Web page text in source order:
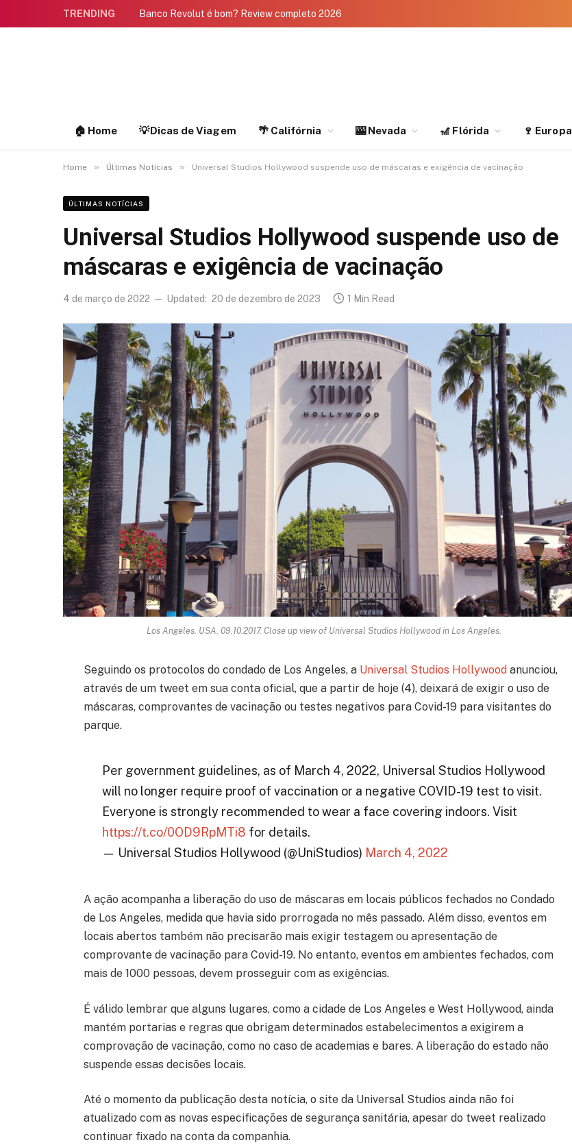
TRENDING Banco Revolut é bom? Review completo 2026
🏠 Home 💡Dicas de Viagem 🌴 Califórnia 🎰 Nevada 🎢 Flórida 🍷 Europa
Home » Últimas Notícias » Universal Studios Hollywood suspende uso de máscaras e exigência de vacinação
ÚLTIMAS NOTÍCIAS
Universal Studios Hollywood suspende uso de
máscaras e exigência de vacinação
4 de março de 2022 Updated: 20 de dezembro de 2023 1 Min Read
Los Angeles. USA. 09.10.2017. Close up view of Universal Studios Hollywood in Los Angeles.
Seguindo os protocolos do condado de Los Angeles, a Universal Studios Hollywood anunciou,
através de um tweet em sua conta oficial, que a partir de hoje (4), deixará de exigir o uso de
máscaras, comprovantes de vacinação ou testes negativos para Covid-19 para visitantes do
parque.
Per government guidelines, as of March 4, 2022, Universal Studios Hollywood
will no longer require proof of vaccination or a negative COVID-19 test to visit.
Everyone is strongly recommended to wear a face covering indoors. Visit
https://t.co/0OD9RpMTi8 for details.
— Universal Studios Hollywood (@UniStudios) March 4, 2022
A ação acompanha a liberação do uso de máscaras em locais públicos fechados no Condado
de Los Angeles, medida que havia sido prorrogada no mês passado. Além disso, eventos em
locais abertos também não precisarão mais exigir testagem ou apresentação de
comprovante de vacinação para Covid-19. No entanto, eventos em ambientes fechados, com
mais de 1000 pessoas, devem prosseguir com as exigências.
É válido lembrar que alguns lugares, como a cidade de Los Angeles e West Hollywood, ainda
mantém portarias e regras que obrigam determinados estabelecimentos a exigirem a
comprovação de vacinação, como no caso de academias e bares. A liberação do estado não
suspende essas decisões locais.
Até o momento da publicação desta notícia, o site da Universal Studios ainda não foi
atualizado com as novas especificações de segurança sanitária, apesar do tweet realizado
continuar fixado na conta da companhia.